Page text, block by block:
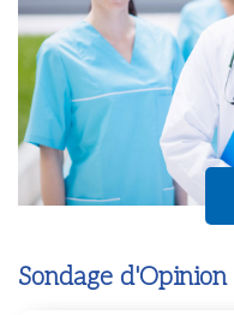
Sondage d'Opinion